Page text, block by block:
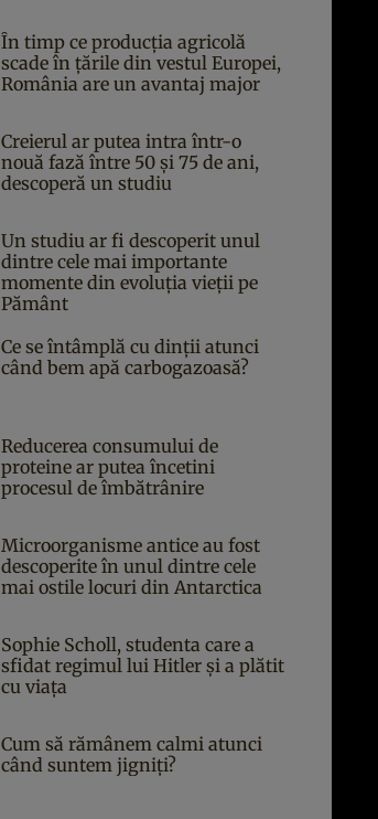
În timp ce producția agricolă
scade în țările din vestul Europei,
România are un avantaj major
Creierul ar putea intra într-o
nouă fază între 50 și 75 de ani,
descoperă un studiu
Un studiu ar fi descoperit unul
dintre cele mai importante
momente din evoluția vieții pe
Pământ
Ce se întâmplă cu dinții atunci
când bem apă carbogazoasă?
Reducerea consumului de
proteine ar putea încetini
procesul de îmbătrânire
Microorganisme antice au fost
descoperite în unul dintre cele
mai ostile locuri din Antarctica
Sophie Scholl, studenta care a
sfidat regimul lui Hitler și a plătit
cu viața
Cum să rămânem calmi atunci
când suntem jigniți?